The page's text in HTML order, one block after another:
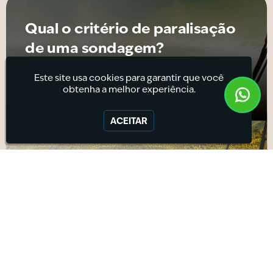
Qual o critério de paralisação
de uma sondagem?
Leia a matéria
Este site usa cookies para garantir que você
obtenha a melhor experiência.
ACEITAR